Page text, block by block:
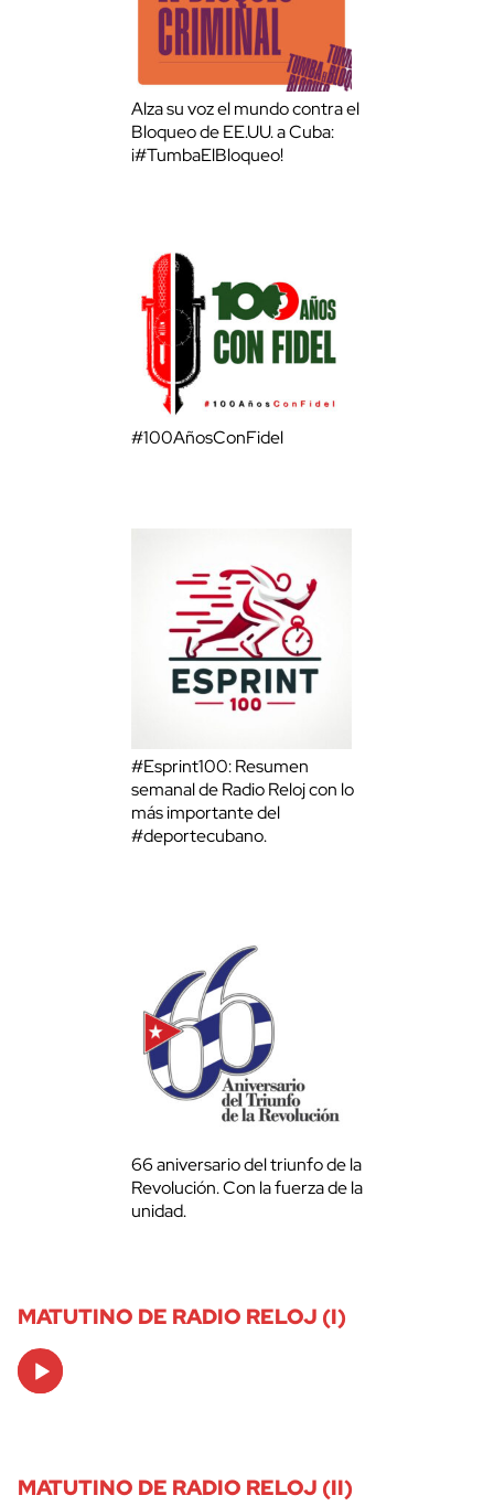
Alza su voz el mundo contra el
Bloqueo de EE.UU. a Cuba:
¡#TumbaElBloqueo!
#100AñosConFidel
#Esprint100: Resumen
semanal de Radio Reloj con lo
más importante del
#deportecubano.
66 aniversario del triunfo de la
Revolución. Con la fuerza de la
unidad.
MATUTINO DE RADIO RELOJ (I)
Audio
Player
MATUTINO DE RADIO RELOJ (II)